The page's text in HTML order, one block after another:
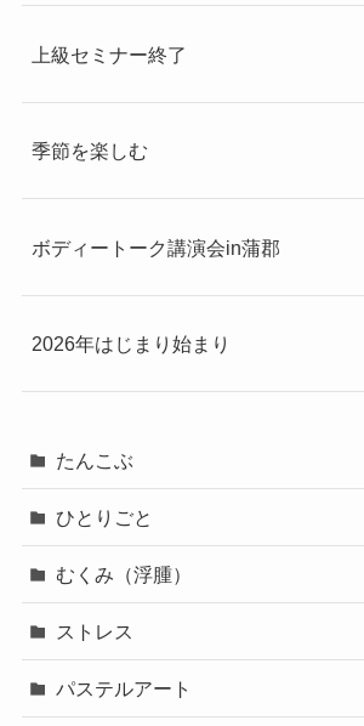
上級セミナー終了
季節を楽しむ
ボディートーク講演会in蒲郡
2026年はじまり始まり
たんこぶ
ひとりごと
むくみ（浮腫）
ストレス
パステルアート